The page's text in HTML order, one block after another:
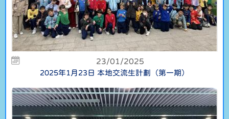
23/01/2025
2025年1月23日 本地交流生計劃（第一期）